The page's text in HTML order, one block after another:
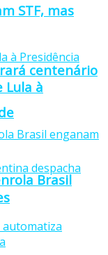
centenário
STF, mas
Lula à
Brasil